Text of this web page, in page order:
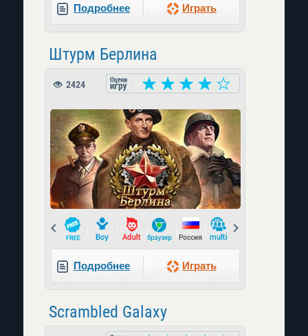
Подробнее Играть
Штурм Берлина
2424
Prev
Подробнее Играть
Scrambled Galaxy